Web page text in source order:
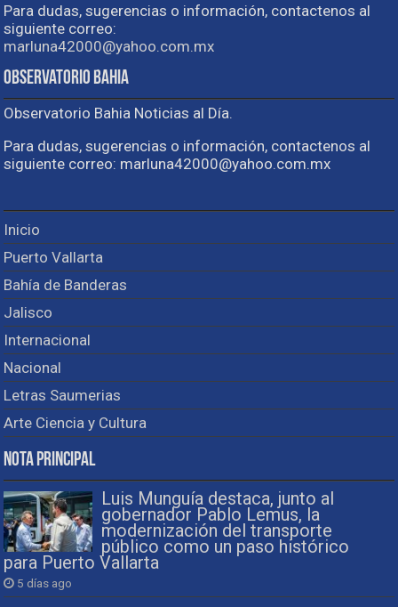
Para dudas, sugerencias o información, contactenos al
siguiente correo:
marluna42000@yahoo.com.mx
Observatorio Bahia
Observatorio Bahia Noticias al Día.
Para dudas, sugerencias o información, contactenos al
siguiente correo: marluna42000@yahoo.com.mx
Inicio
Puerto Vallarta
Bahía de Banderas
Jalisco
Internacional
Nacional
Letras Saumerias
Arte Ciencia y Cultura
Nota Principal
Luis Munguía destaca, junto al
gobernador Pablo Lemus, la
modernización del transporte
público como un paso histórico
para Puerto Vallarta
5 días ago